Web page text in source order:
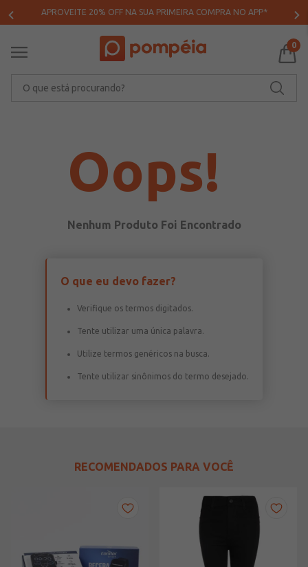
APROVEITE 20% OFF NA SUA PRIMEIRA COMPRA NO APP*
0
Oops!
O que eu devo fazer?
Verifique os termos digitados.
Tente utilizar uma única palavra.
Utilize termos genéricos na busca.
Tente utilizar sinônimos do termo desejado.
RECOMENDADOS PARA VOCÊ